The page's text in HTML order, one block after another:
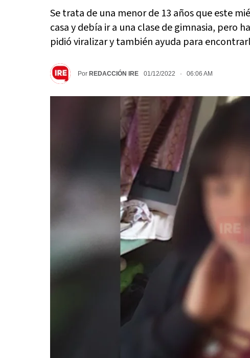
Se trata de una menor de 13 años que este
casa y debía ir a una clase de gimnasia, pero
pidió viralizar y también ayuda para
Por REDACCIÓN IRE 01/12/2022 · 06:06 AM